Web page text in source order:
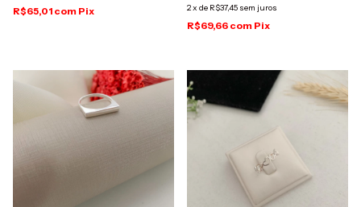
R$65,01 com Pix 2x de R$37,45 sem juros
R$69,66 com Pix